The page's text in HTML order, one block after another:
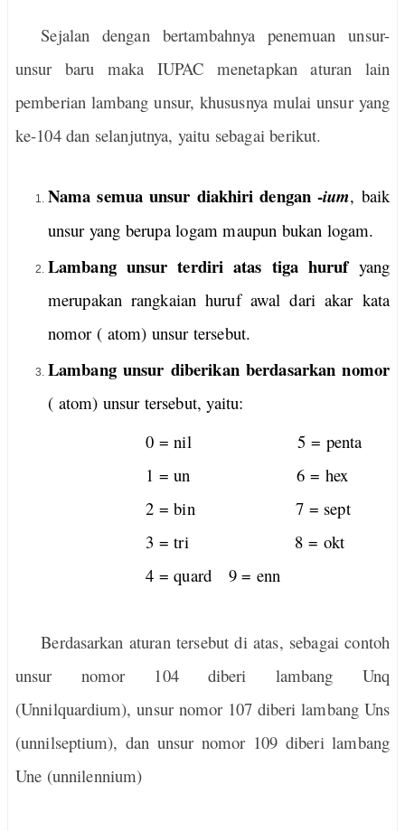
Sejalan dengan bertambahnya penemuan unsur-
unsur baru maka IUPAC menetapkan aturan lain
pemberian lambang unsur, khususnya mulai unsur yang
ke-104 dan selanjutnya, yaitu sebagai berikut.
Nama semua unsur diakhiri dengan -ium, baik
unsur yang berupa logam maupun bukan logam.
Lambang unsur terdiri atas tiga hurufyang
merupakan rangkaian huruf awal dari akar kata
nomor ( atom) unsur tersebut.
Lambang unsur diberikan berdasarkan nomor
( atom) unsur tersebut, yaitu:
0 = nil 5 = penta
1 = un 6 = hex
2 = bin 7 = sept
3 = tri 8 = okt
4 = quard 9 = enn
Berdasarkan aturantersebutdi atas, sebagai contoh
unsur nomor 104 diberi lambang Unq
(Unnilquardium), unsur nomor 107 diberi lambang Uns
(unnilseptium), dan unsur nomor 109 diberi lambang
Une (unnilennium)